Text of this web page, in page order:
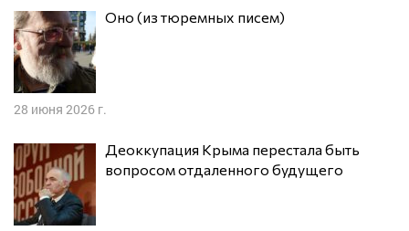
Оно (из тюремных писем)
28 июня 2026 г.
Деоккупация Крыма перестала быть
вопросом отдаленного будущего